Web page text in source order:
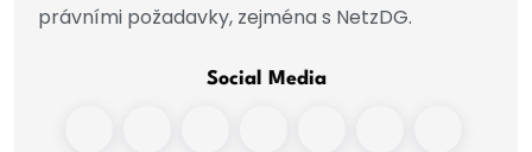
právními požadavky, zejména s NetzDG.
Social Media